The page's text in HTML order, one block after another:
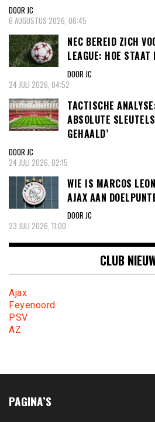
DOOR JC
6 AUGUSTUS 2026, 06:45
NEC BEREID ZICH
LEAGUE: HOE STAAT
DOOR JC
24 JULI 2026, 04:52
TACTISCHE
ABSOLUTE
GEHAALD’
DOOR JC
24 JULI 2026, 02:15
WIE IS MARCOS
AJAX AAN
DOOR JC
23 JULI 2026, 11:00
CLUB
Ajax
Feyenoord
PSV
AZ
PAGINA’S